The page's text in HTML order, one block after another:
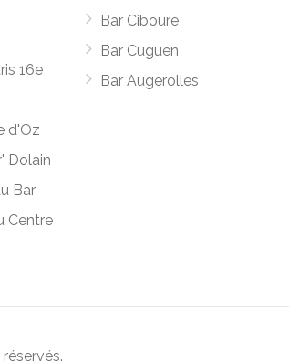
16e
d'Oz
Dolain
Bar
Centre
Bar Ciboure
Bar Cuguen
Bar Augerolles